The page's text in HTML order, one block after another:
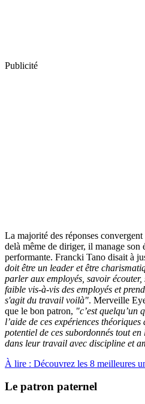
Publicité
La majorité des réponses
delà même de diriger, il manage
performante. Francki Tano disait à
doit être un leader et être
parler aux employés, savoir
faible vis-à-vis des employés et
s'agit du travail voilà". Merveille
que le bon patron, "c’est quelqu’un
l’aide de ces expériences
potentiel de ces subordonnés tout
dans leur travail avec discipline et
À lire : Découvrez les 8 meilleures
Le patron paternel